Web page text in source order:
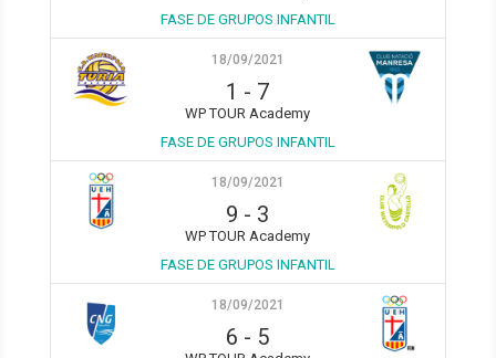
FASE DE GRUPOS INFANTIL
18/09/2021
1 - 7
WP TOUR Academy
FASE DE GRUPOS INFANTIL
18/09/2021
9 - 3
WP TOUR Academy
FASE DE GRUPOS INFANTIL
18/09/2021
6 - 5